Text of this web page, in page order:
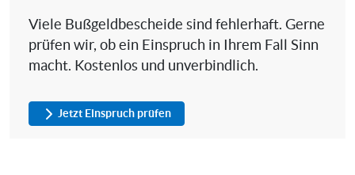
Viele Bußgeldbescheide sind fehlerhaft. Gerne
prüfen wir, ob ein Einspruch in Ihrem Fall Sinn
macht. Kostenlos und unverbindlich.
Jetzt Einspruch prüfen